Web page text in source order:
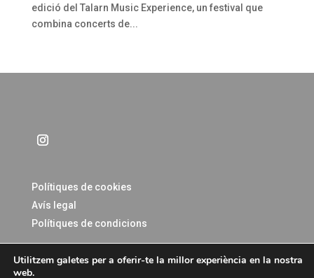
edició del Talarn Music Experience, un festival que
combina concerts de...
Polítiques de cookies
Avís legal
Polítiques de condicions
Utilitzem galetes per a oferir-te la millor experiència en la nostra
web.